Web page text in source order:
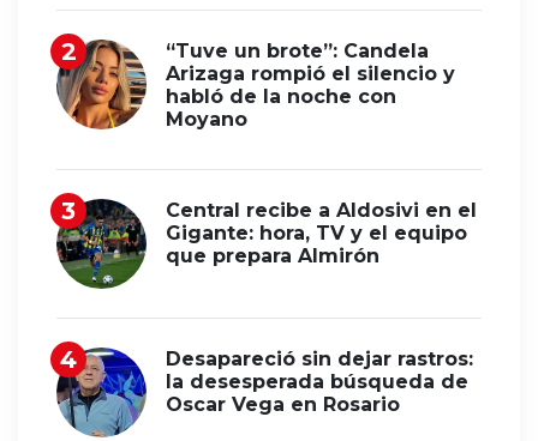
“Tuve un brote”: Candela
Arizaga rompió el silencio y
habló de la noche con
Moyano
Central recibe a Aldosivi en el
Gigante: hora, TV y el equipo
que prepara Almirón
Desapareció sin dejar rastros:
la desesperada búsqueda de
Oscar Vega en Rosario